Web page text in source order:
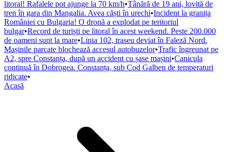
litoral! Rafalele pot ajunge la 70 km/h•Tânără de 19 ani, lovită de
tren în gara din Mangalia. Avea căști în urechi•Incident la granița
României cu Bulgaria! O dronă a explodat pe teritoriul
bulgar•Record de turiști pe litoral în acest weekend. Peste 200.000
de oameni sunt la mare•Linia 102, traseu deviat în Faleză Nord.
Mașinile parcate blochează accesul autobuzelor•Trafic îngreunat pe
A2, spre Constanța, după un accident cu șase mașini•Canicula
continuă în Dobrogea. Constanța, sub Cod Galben de temperaturi
ridicate•
Acasă